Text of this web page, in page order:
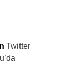
Twitter